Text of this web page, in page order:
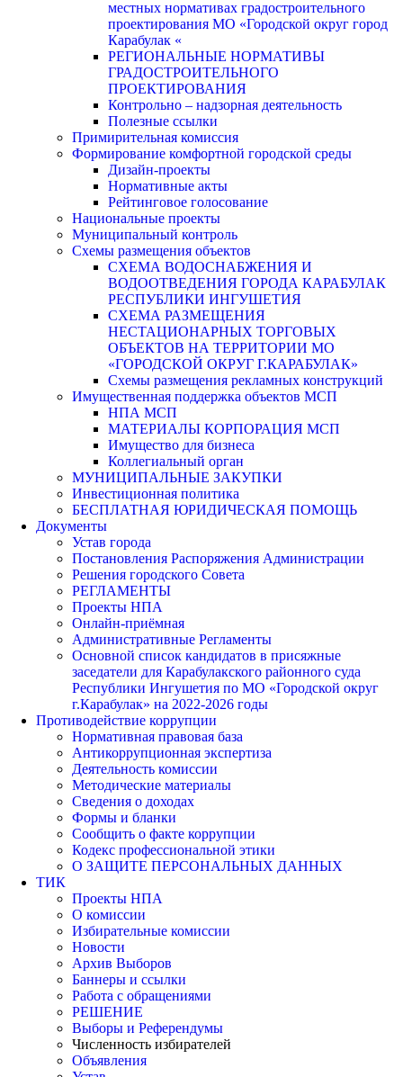
местных нормативах градостроительного
проектирования МО «Городской округ город
Карабулак «
РЕГИОНАЛЬНЫЕ НОРМАТИВЫ
ГРАДОСТРОИТЕЛЬНОГО
ПРОЕКТИРОВАНИЯ
Контрольно – надзорная деятельность
Полезные ссылки
Примирительная комиссия
Формирование комфортной городской среды
Дизайн-проекты
Нормативные акты
Рейтинговое голосование
Национальные проекты
Муниципальный контроль
Схемы размещения объектов
СХЕМА ВОДОСНАБЖЕНИЯ И
ВОДООТВЕДЕНИЯ ГОРОДА КАРАБУЛАК
РЕСПУБЛИКИ ИНГУШЕТИЯ
СХЕМА РАЗМЕЩЕНИЯ
НЕСТАЦИОНАРНЫХ ТОРГОВЫХ
ОБЪЕКТОВ НА ТЕРРИТОРИИ МО
«ГОРОДСКОЙ ОКРУГ Г.КАРАБУЛАК»
Схемы размещения рекламных конструкций
Имущественная поддержка объектов МСП
НПА МСП
МАТЕРИАЛЫ КОРПОРАЦИЯ МСП
Имущество для бизнеса
Коллегиальный орган
МУНИЦИПАЛЬНЫЕ ЗАКУПКИ
Инвестиционная политика
БЕСПЛАТНАЯ ЮРИДИЧЕСКАЯ ПОМОЩЬ
Документы
Устав города
Постановления Распоряжения Администрации
Решения городского Совета
РЕГЛАМЕНТЫ
Проекты НПА
Онлайн-приёмная
Административные Регламенты
Основной список кандидатов в присяжные
заседатели для Карабулакского районного суда
Республики Ингушетия по МО «Городской округ
г.Карабулак» на 2022-2026 годы
Противодействие коррупции
Нормативная правовая база
Антикоррупционная экспертиза
Деятельность комиссии
Методические материалы
Сведения о доходах
Формы и бланки
Сообщить о факте коррупции
Кодекс профессиональной этики
О ЗАЩИТЕ ПЕРСОНАЛЬНЫХ ДАННЫХ
ТИК
Проекты НПА
О комиссии
Избирательные комиссии
Новости
Архив Выборов
Баннеры и ссылки
Работа с обращениями
РЕШЕНИЕ
Выборы и Референдумы
Численность избирателей
Объявления